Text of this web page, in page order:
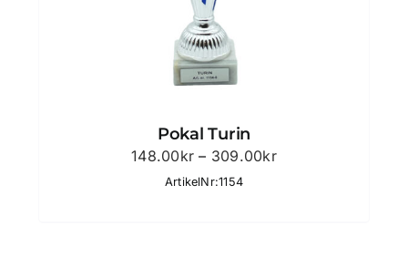
Pokal Turin
148.00kr – 309.00krPrisintervall:
ArtikelNr:1154